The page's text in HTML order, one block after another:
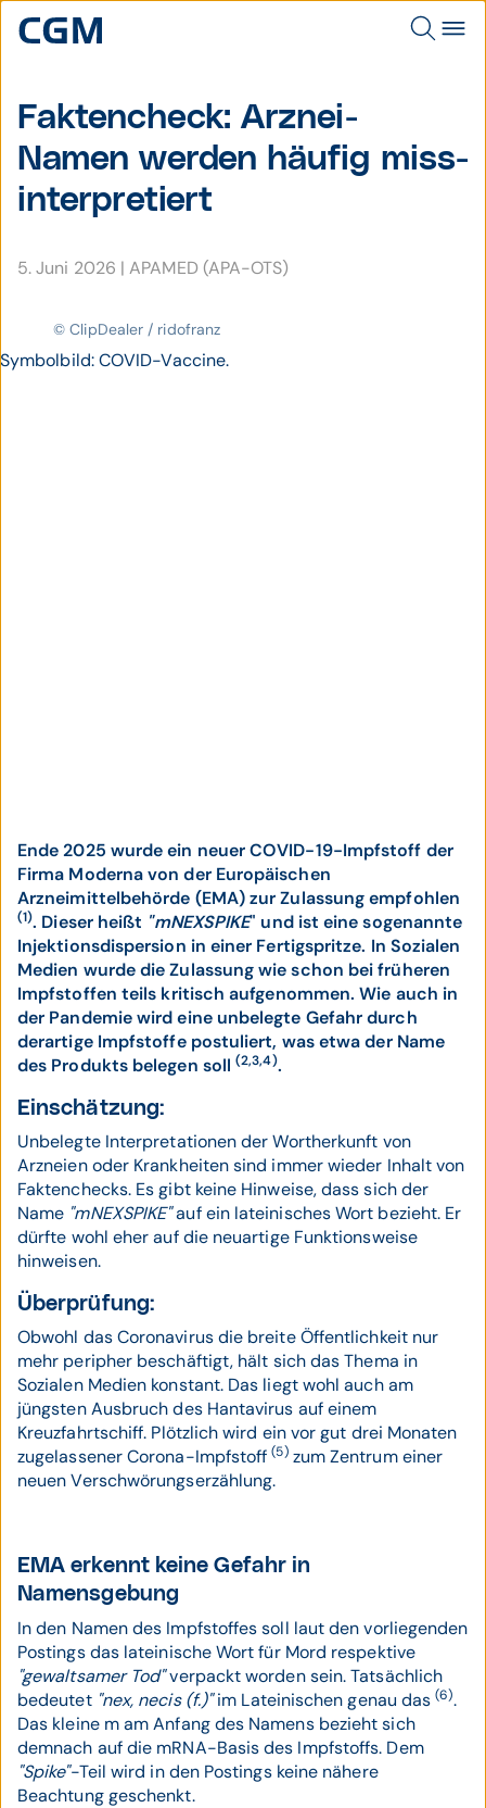
Fakten­check: Arznei-
Namen werden häufig miss­
inter­pretiert
5. Juni 2026 |APAMED (APA-OTS)
© ClipDealer / ridofranz
Symbolbild: COVID-Vaccine.
Ende 2025 wurde ein neuer COVID-19-Impfstoff der
Firma Moderna von der Europäischen
Arzneimittelbehörde (EMA) zur Zulassung empfohlen
(1). Dieser heißt "mNEXSPIKE" und ist eine sogenannte
Injektionsdispersion in einer Fertigspritze. In Sozialen
Medien wurde die Zulassung wie schon bei früheren
Impfstoffen teils kritisch aufgenommen. Wie auch in
der Pandemie wird eine unbelegte Gefahr durch
derartige Impfstoffe postuliert, was etwa der Name
des Produkts belegen soll(2,3,4).
Einschätzung:
Unbelegte Interpretationen der Wortherkunft von
Arzneien oder Krankheiten sind immer wieder Inhalt von
Faktenchecks. Es gibt keine Hinweise, dass sich der
Name "mNEXSPIKE"auf ein lateinisches Wort bezieht. Er
dürfte wohl eher auf die neuartige Funktionsweise
hinweisen.
Überprüfung:
Obwohl das Coronavirus die breite Öffentlichkeit nur
mehr peripher beschäftigt, hält sich das Thema in
Sozialen Medien konstant. Das liegt wohl auch am
jüngsten Ausbruch des Hantavirus auf einem
Kreuzfahrtschiff. Plötzlich wird ein vor gut drei Monaten
zugelassener Corona-Impfstoff(5)zum Zentrum einer
neuen Verschwörungserzählung.
EMA erkennt keine Gefahr in
Namensgebung
In den Namen des Impfstoffes soll laut den vorliegenden
Postings das lateinische Wort für Mord respektive
"gewaltsamer Tod"verpackt worden sein. Tatsächlich
bedeutet "nex, necis (f.)"im Lateinischen genau das(6).
Das kleine m am Anfang des Namens bezieht sich
demnach auf die mRNA-Basis des Impfstoffs. Dem
"Spike"-Teil wird in den Postings keine nähere
Beachtung geschenkt.